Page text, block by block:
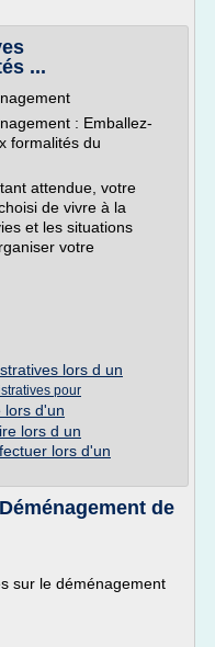
...
: Emballez-
formalités du
attendue, votre
de vivre à la
et les situations
votre
lors d un
pour
lors d'un
lors d un
lors d'un
de
sur le déménagement